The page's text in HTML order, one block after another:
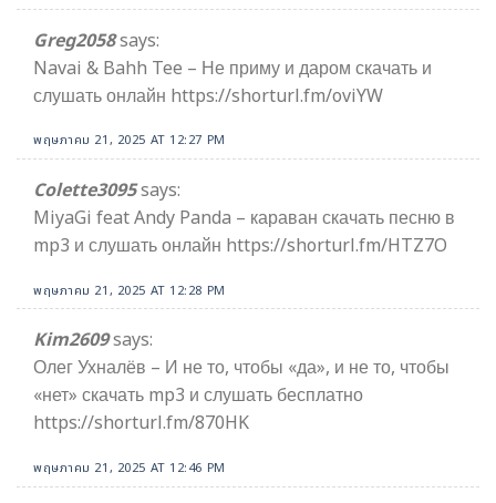
Greg2058says:
Navai & Bahh Tee – Не приму и даром скачать и
слушать онлайн https://shorturl.fm/oviYW
พฤษภาคม 21, 2025 AT 12:27 PM
Colette3095says:
MiyaGi feat Andy Panda – караван скачать песню в
mp3 и слушать онлайн https://shorturl.fm/HTZ7O
พฤษภาคม 21, 2025 AT 12:28 PM
Kim2609says:
Олег Ухналёв – И не то, чтобы «да», и не то, чтобы
«нет» скачать mp3 и слушать бесплатно
https://shorturl.fm/870HK
พฤษภาคม 21, 2025 AT 12:46 PM